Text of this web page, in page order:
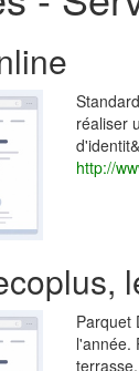
réaliser
http://
Parquet
l'année.